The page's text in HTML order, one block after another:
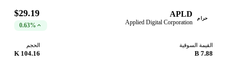
حرام APLD
Applied Digital Corporation
$29.19
0.63%
القيمة السوقية
7.88 B
الحجم
104.16 K